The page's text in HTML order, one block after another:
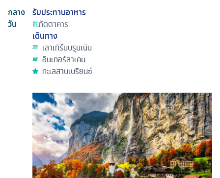
กลาง
วัน
รับประทานอาหาร
ภัตตาคาร
เดินทาง
เลาเทิร์นบรุนเนิน
อินเทอร์ลาเคน
ทะเลสาบเบรียนซ์